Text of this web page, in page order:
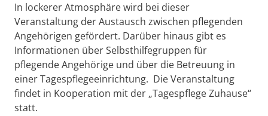
In lockerer Atmosphäre wird bei dieser
Veranstaltung der Austausch zwischen pflegenden
Angehörigen gefördert. Darüber hinaus gibt es
Informationen über Selbsthilfegruppen für
pflegende Angehörige und über die Betreuung in
einer Tagespflegeeinrichtung. Die Veranstaltung
findet in Kooperation mit der „Tagespflege Zuhause“
statt.